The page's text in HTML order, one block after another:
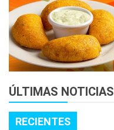
ÚLTIMAS NOTICIAS
RECIENTES